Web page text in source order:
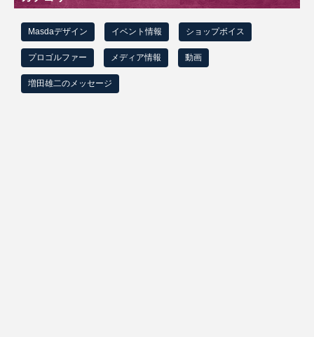
イ
ブ
Masdaデザイン イベント情報 ショップボイス
プロゴルファー メディア情報 動画
増田雄二のメッセージ